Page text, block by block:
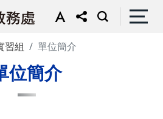
習組 單位簡介
位簡介